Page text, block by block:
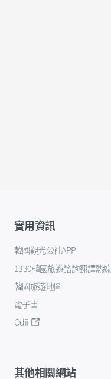
實用資訊
韓國觀光公社APP
1330韓國旅遊諮詢翻譯熱線
韓國旅遊地圖
電子書
Odii
其他相關網站